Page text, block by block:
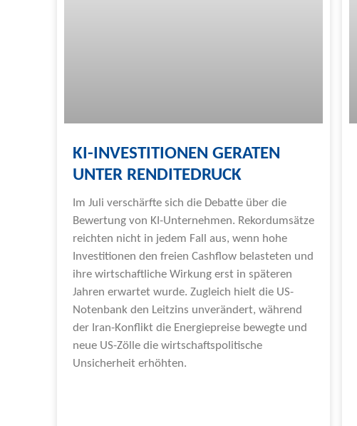
KI-INVESTITIONEN GERATEN
UNTER RENDITEDRUCK
Im Juli verschärfte sich die Debatte über die
Bewertung von KI-Unternehmen. Rekordumsätze
reichten nicht in jedem Fall aus, wenn hohe
Investitionen den freien Cashflow belasteten und
ihre wirtschaftliche Wirkung erst in späteren
Jahren erwartet wurde. Zugleich hielt die US-
Notenbank den Leitzins unverändert, während
der Iran-Konflikt die Energiepreise bewegte und
neue US-Zölle die wirtschaftspolitische
Unsicherheit erhöhten.